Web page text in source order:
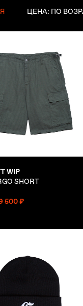
ЦЕНА: ПО
WIP
SHORT
500 ₽